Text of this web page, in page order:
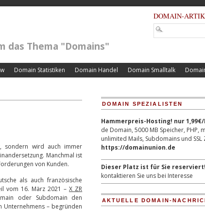
das Thema "Domains"
DOMAIN-
Domain Statistiken Domain Handel Domain Smalltalk
sondern wird auch immer
Manchmal ist
von Kunden.
als auch französische
vom 16. März 2021 –X ZR
oder Subdomain den
Unternehmens – begründen
DOMAIN SPEZIALISTEN
Hammerpreis-Hosting! nur 1,99€/
de Domain, 5000 MB Speicher, PHP,
unlimited Mails, Subdomains und SSL
https://domainunion.de
Dieser Platz ist für Sie reserviert!
kontaktieren Sie uns bei Interesse
AKTUELLE DOMAIN-